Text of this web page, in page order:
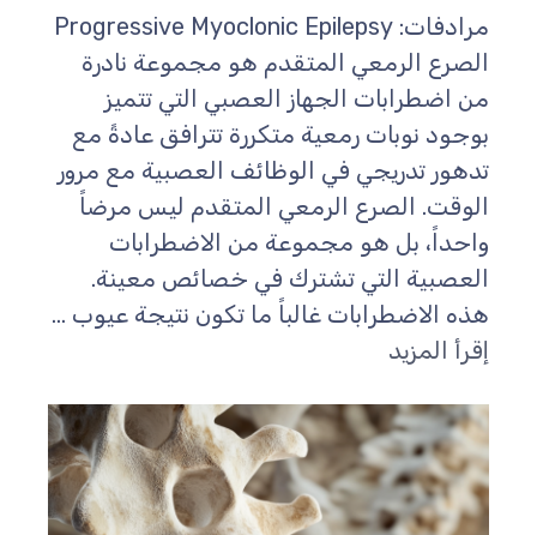
مرادفات: Progressive Myoclonic Epilepsy
الصرع الرمعي المتقدم هو مجموعة نادرة
من اضطرابات الجهاز العصبي التي تتميز
بوجود نوبات رمعية متكررة تترافق عادةً مع
تدهور تدريجي في الوظائف العصبية مع مرور
الوقت. الصرع الرمعي المتقدم ليس مرضاً
واحداً، بل هو مجموعة من الاضطرابات
العصبية التي تشترك في خصائص معينة.
هذه الاضطرابات غالباً ما تكون نتيجة عيوب ...
إقرأ المزيد